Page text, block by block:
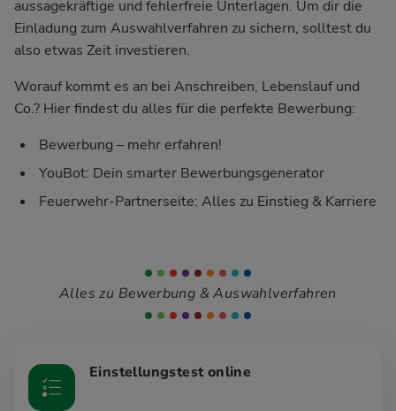
aussagekräftige und fehlerfreie Unterlagen. Um dir die
Einladung zum Auswahlverfahren zu sichern, solltest du
also etwas Zeit investieren.
Worauf kommt es an bei Anschreiben, Lebenslauf und
Co.? Hier findest du alles für die perfekte Bewerbung:
Bewerbung – mehr erfahren!
YouBot: Dein smarter Bewerbungsgenerator
Feuerwehr-Partnerseite: Alles zu Einstieg & Karriere
Alles zu Bewerbung & Auswahlverfahren
Einstellungstest online